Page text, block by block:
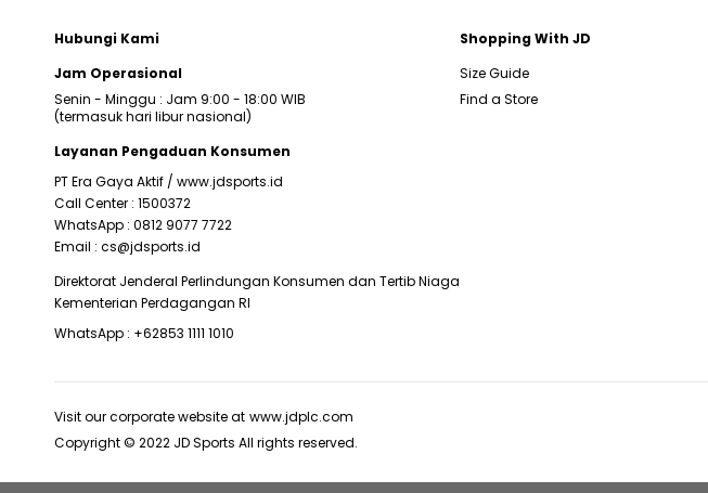
Hubungi Kami
Jam Operasional
Senin - Minggu : Jam 9:00 - 18:00 WIB
(termasuk hari libur nasional)
Layanan Pengaduan Konsumen
PT Era Gaya Aktif / www.jdsports.id
Call Center : 1500372
WhatsApp : 0812 9077 7722
Email : cs@jdsports.id
Direktorat Jenderal Perlindungan Konsumen dan Tertib Niaga
Kementerian Perdagangan RI
WhatsApp : +62853 1111 1010
Shopping With JD
Size Guide
Find a Store
Visit our corporate website at www.jdplc.com
Copyright © 2022 JD Sports All rights reserved.